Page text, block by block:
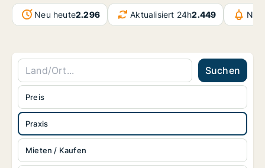
Neu heute2.296 Aktualisiert 24h2.449
Suchen
Praxis
Mieten / Kaufen
Preis